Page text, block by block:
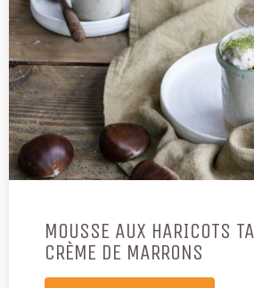
MOUSSE AUX HARICOTS
CRÈME DE MARRONS